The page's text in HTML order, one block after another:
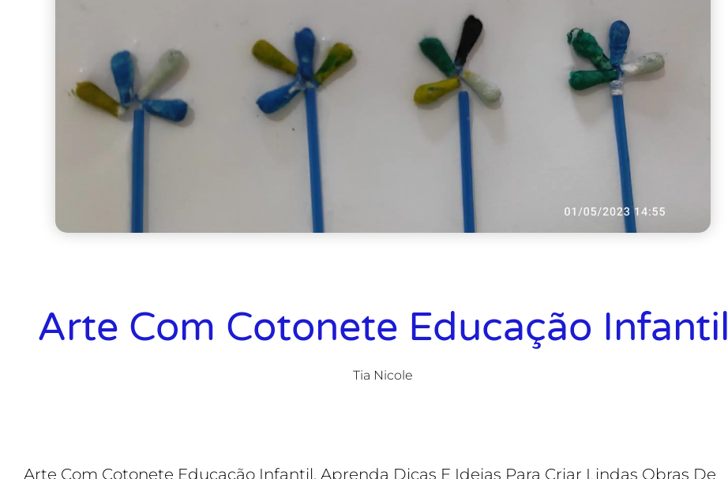
Arte Com Cotonete Educação Infantil
Tia Nicole
Arte Com Cotonete Educação Infantil. Aprenda Dicas E Ideias Para Criar Lindas Obras De